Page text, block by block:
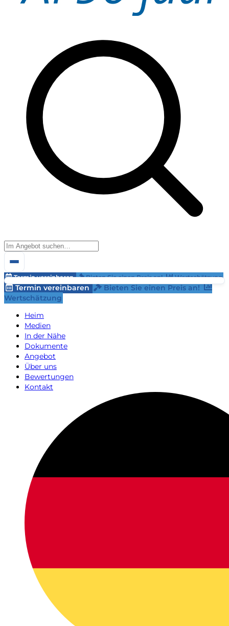
Termin vereinbaren Bieten Sie einen Preis an! Wertschätzung
Termin vereinbaren
Bieten Sie einen Preis an!
Wertschätzung
Heim
Medien
In der Nähe
Dokumente
Angebot
Über uns
Bewertungen
Kontakt